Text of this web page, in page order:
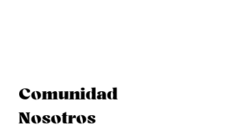
Comunidad
Nosotros